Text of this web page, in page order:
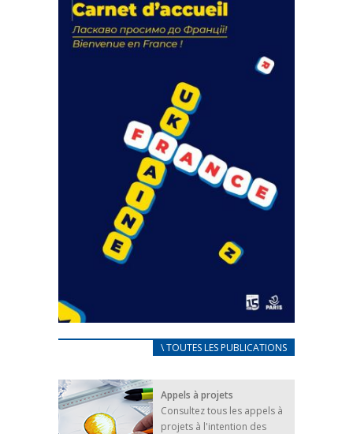
actions
18 septembre 2023
FEUILLETER
CARNET D’ACCUEIL
25 avril 2022
Afin d’accompagner au mieux les réfugiés
ukrainiens arrivés en France,...
\ TOUTES LES PUBLICATIONS
Appels à projets
Consultez tous les appels à
projets à l'intention des